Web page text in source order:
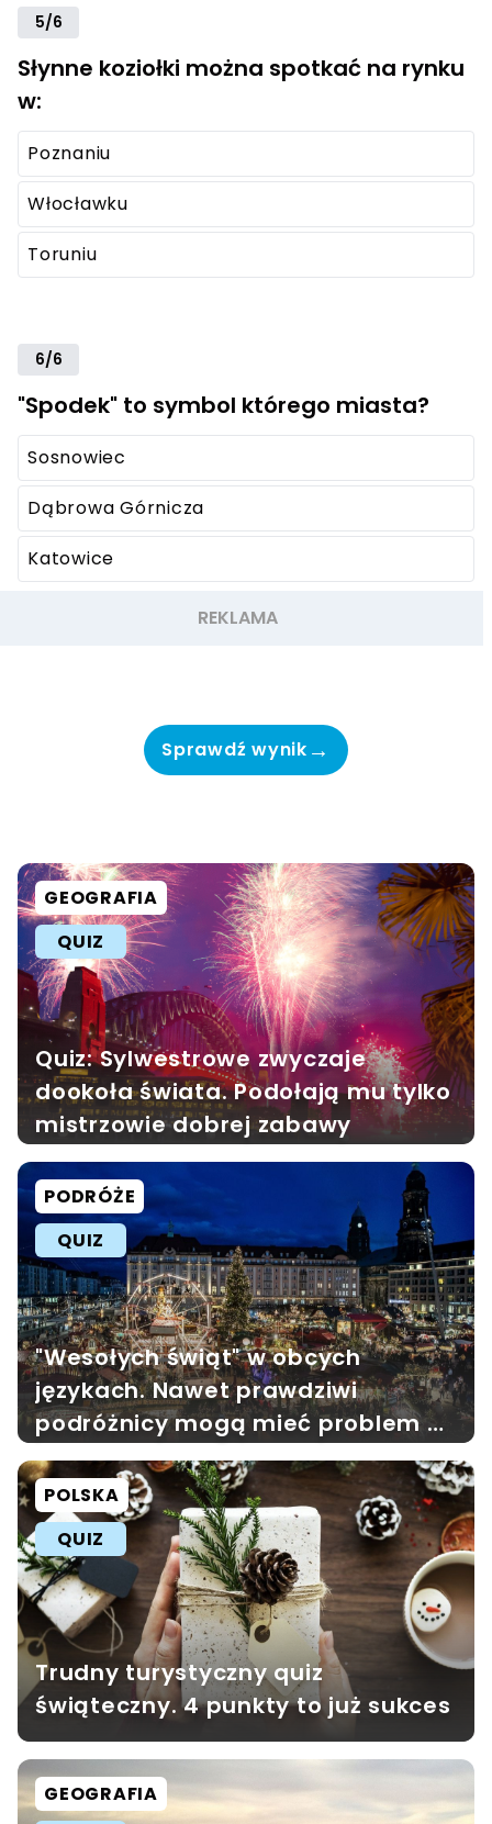
5/6
Słynne koziołki można spotkać na rynku
w:
Poznaniu
Włocławku
Toruniu
6/6
"Spodek" to symbol którego miasta?
Sosnowiec
Dąbrowa Górnicza
Katowice
Sprawdź wynik →
GEOGRAFIA
QUIZ
Quiz: Sylwestrowe zwyczaje
dookoła świata. Podołają mu tylko
mistrzowie dobrej zabawy
PODRÓŻE
QUIZ
"Wesołych świąt" w obcych
językach. Nawet prawdziwi
podróżnicy mogą mieć problem w
tym quizie
POLSKA
QUIZ
Trudny turystyczny quiz
świąteczny. 4 punkty to już sukces
GEOGRAFIA